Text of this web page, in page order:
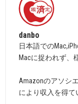
danbo
日本語での
Macに捉われず、
Amazonのアソシ
により収入を得て